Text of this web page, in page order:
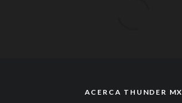
ACERCA THUNDER MX